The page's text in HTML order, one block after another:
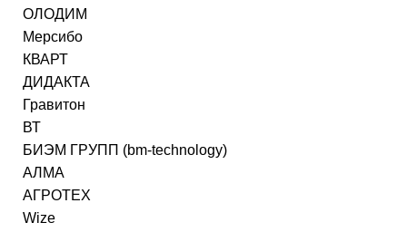
ОЛОДИМ
Мерсибо
КВАРТ
ДИДАКТА
Гравитон
ВТ
БИЭМ ГРУПП (bm-technology)
АЛМА
АГРОТЕХ
Wize